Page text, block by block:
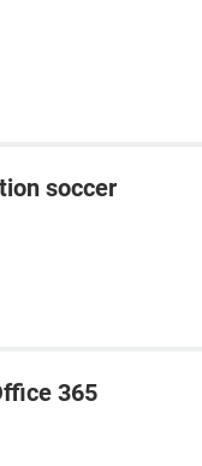
soccer
365